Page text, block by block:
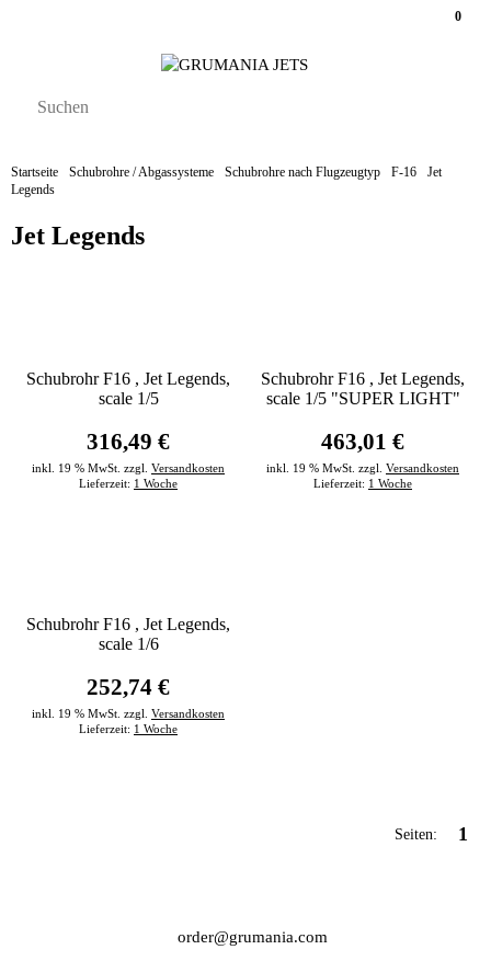
0
Startseite Schubrohre / Abgassysteme Schubrohre nach Flugzeugtyp F-16
Jet
Legends
Jet Legends
Schubrohr F16 , Jet Legends,
scale 1/5
316,49 €
inkl. 19 % MwSt. zzgl. Versandkosten
Lieferzeit: 1 Woche
Schubrohr F16 , Jet Legends,
scale 1/5 "SUPER LIGHT"
463,01 €
inkl. 19 % MwSt. zzgl. Versandkosten
Lieferzeit: 1 Woche
Schubrohr F16 , Jet Legends,
scale 1/6
252,74 €
inkl. 19 % MwSt. zzgl. Versandkosten
Lieferzeit: 1 Woche
Seiten: 1
order@grumania.com